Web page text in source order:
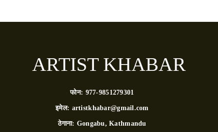
ARTIST KHABAR
फोन: 977-9851279301
इमेल: artistkhabar@gmail.com
ठेगाना: Gongabu, Kathmandu